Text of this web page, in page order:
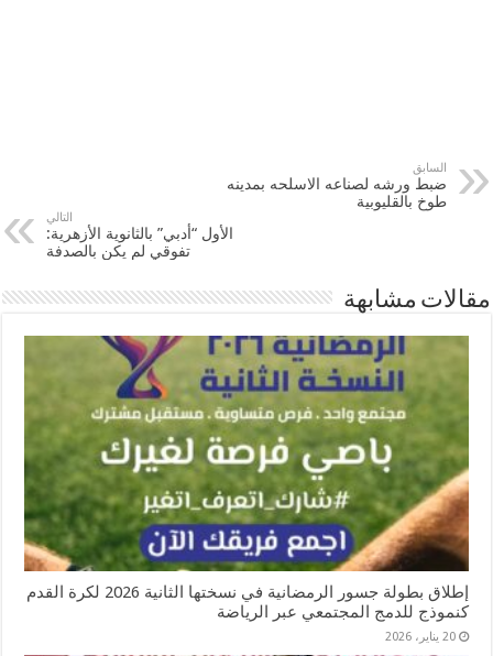
السابق
ضبط ورشه لصناعه الاسلحه بمدينه
طوخ بالقليوبية
التالي
الأول “أدبي” بالثانوية الأزهرية:
تفوقي لم يكن بالصدفة
مقالات مشابهة
إطلاق بطولة جسور الرمضانية في نسختها الثانية 2026 لكرة القدم
كنموذج للدمج المجتمعي عبر الرياضة
20 يناير، 2026